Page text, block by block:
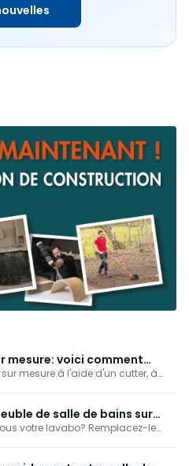
mesure: voici comment
mesure à l'aide d'un cutter, à
de salle de bains sur
votre lavabo? Remplacez-le